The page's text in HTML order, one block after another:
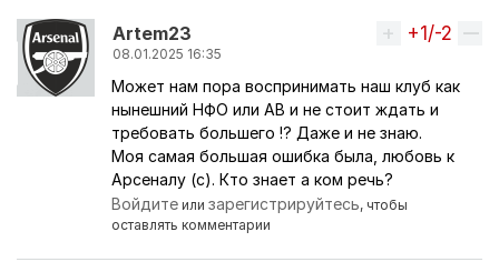
Artem23
08.01.2025 16:35
Вверх
+1/-2
Может нам пора воспринимать наш клуб как
нынешний НФО или АВ и не стоит ждать и
требовать большего !? Даже и не знаю.
Моя самая большая ошибка была, любовь к
Арсеналу (с). Кто знает а ком речь?
Войдите илизарегистрируйтесь, чтобы
оставлять комментарии